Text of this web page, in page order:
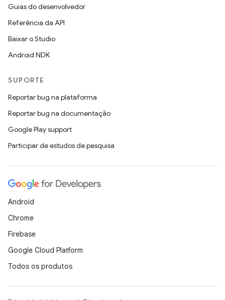
Guias do desenvolvedor
Referência da API
Baixar o Studio
Android NDK
SUPORTE
Reportar bug na plataforma
Reportar bug na documentação
Google Play support
Participar de estudos de pesquisa
Android
Chrome
Firebase
Google Cloud Platform
Todos os produtos